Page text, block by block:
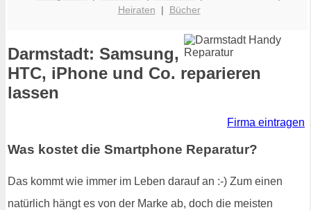
Heiraten | Bücher
Darmstadt: Samsung,
HTC, iPhone und Co. reparieren
lassen
Firma eintragen
Was kostet die Smartphone Reparatur?
Das kommt wie immer im Leben darauf an :-) Zum einen
natürlich hängt es von der Marke ab, doch die meisten